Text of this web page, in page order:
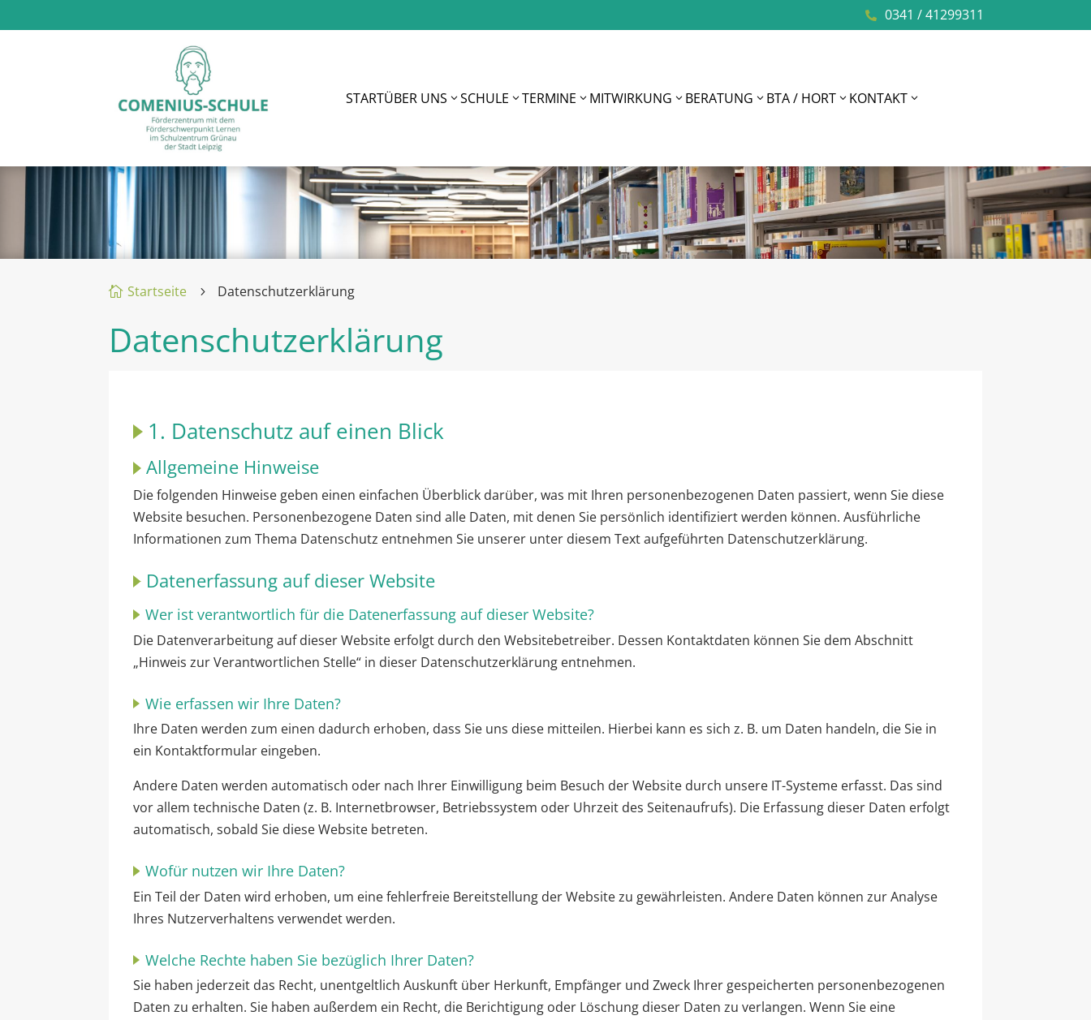
 0341 / 41299311
STARTÜBER UNS SCHULE TERMINE MITWIRKUNG BERATUNG BTA / HORT KONTAKT
 Startseite 5 Datenschutzerklärung
Datenschutzerklärung
1. Datenschutz auf einen Blick
Allgemeine Hinweise
Die folgenden Hinweise geben einen einfachen Überblick darüber, was mit Ihren personenbezogenen Daten passiert, wenn Sie diese
Website besuchen. Personenbezogene Daten sind alle Daten, mit denen Sie persönlich identifiziert werden können. Ausführliche
Informationen zum Thema Datenschutz entnehmen Sie unserer unter diesem Text aufgeführten Datenschutzerklärung.
Datenerfassung auf dieser Website
Wer ist verantwortlich für die Datenerfassung auf dieser Website?
Die Datenverarbeitung auf dieser Website erfolgt durch den Websitebetreiber. Dessen Kontaktdaten können Sie dem Abschnitt
„Hinweis zur Verantwortlichen Stelle“ in dieser Datenschutzerklärung entnehmen.
Wie erfassen wir Ihre Daten?
Ihre Daten werden zum einen dadurch erhoben, dass Sie uns diese mitteilen. Hierbei kann es sich z. B. um Daten handeln, die Sie in
ein Kontaktformular eingeben.
Andere Daten werden automatisch oder nach Ihrer Einwilligung beim Besuch der Website durch unsere IT-Systeme erfasst. Das sind
vor allem technische Daten (z. B. Internetbrowser, Betriebssystem oder Uhrzeit des Seitenaufrufs). Die Erfassung dieser Daten erfolgt
automatisch, sobald Sie diese Website betreten.
Wofür nutzen wir Ihre Daten?
Ein Teil der Daten wird erhoben, um eine fehlerfreie Bereitstellung der Website zu gewährleisten. Andere Daten können zur Analyse
Ihres Nutzerverhaltens verwendet werden.
Welche Rechte haben Sie bezüglich Ihrer Daten?
Sie haben jederzeit das Recht, unentgeltlich Auskunft über Herkunft, Empfänger und Zweck Ihrer gespeicherten personenbezogenen
Daten zu erhalten. Sie haben außerdem ein Recht, die Berichtigung oder Löschung dieser Daten zu verlangen. Wenn Sie eine